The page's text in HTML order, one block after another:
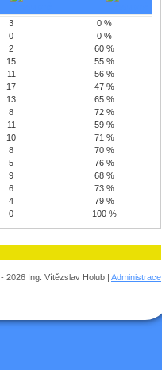
3
0 %
0
0 %
2
60 %
15
55 %
11
56 %
17
47 %
13
65 %
8
72 %
11
59 %
10
71 %
8
70 %
5
76 %
9
68 %
6
73 %
4
79 %
0 100 %
2026 Ing. Vítězslav Holub | Administrace